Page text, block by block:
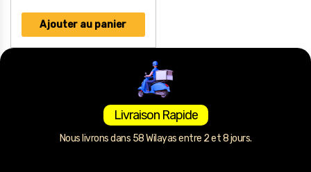
Ajouter au panier
Livraison Rapide
Nous livrons dans 58 Wilayas entre 2 et 8 jours.